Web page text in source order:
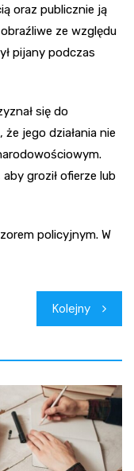
oraz publicznie ją
ze względu
pijany podczas
się do
jego działania nie
groził ofierze lub
policyjnym. W
Kolejny